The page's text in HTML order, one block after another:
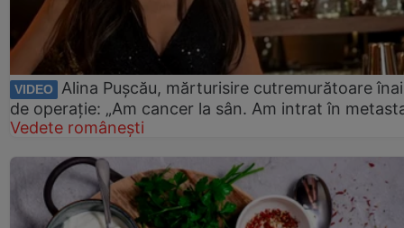
VIDEO Alina Pușcău, mărturisire cutremurătoare
de operație: „Am cancer la sân. Am intrat în
Vedete românești